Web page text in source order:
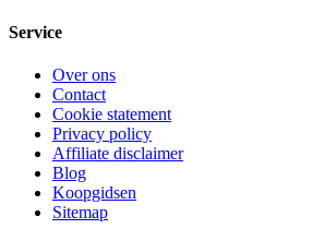
Service
Over ons
Contact
Cookie statement
Privacy policy
Affiliate disclaimer
Blog
Koopgidsen
Sitemap